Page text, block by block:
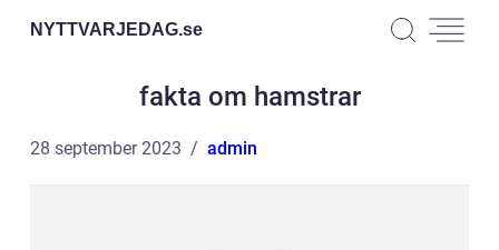
NYTTVARJEDAG.se
fakta om hamstrar
28 september 2023 admin